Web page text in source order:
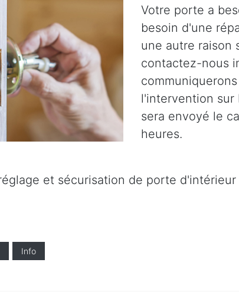
Votre porte a
besoin d'une
une autre raison
contactez-nous
l'intervention sur
sera envoyé le
heures.
et sécurisation de porte
Info